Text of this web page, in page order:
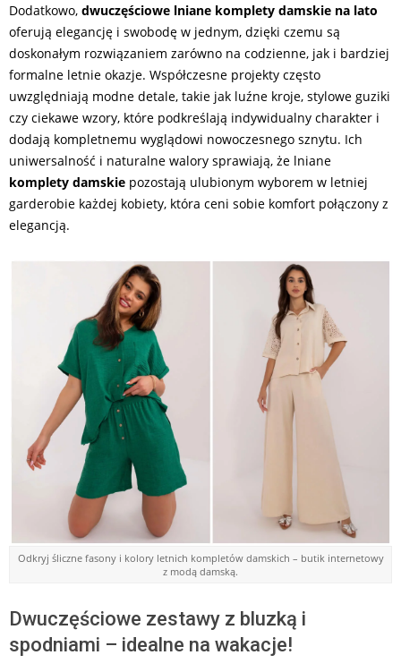
Dodatkowo, dwuczęściowe lniane komplety damskie na lato
oferują elegancję i swobodę w jednym, dzięki czemu są
doskonałym rozwiązaniem zarówno na codzienne, jak i bardziej
formalne letnie okazje. Współczesne projekty często
uwzględniają modne detale, takie jak luźne kroje, stylowe guziki
czy ciekawe wzory, które podkreślają indywidualny charakter i
dodają kompletnemu wyglądowi nowoczesnego sznytu. Ich
uniwersalność i naturalne walory sprawiają, że lniane
komplety damskie pozostają ulubionym wyborem w letniej
garderobie każdej kobiety, która ceni sobie komfort połączony z
elegancją.
Odkryj śliczne fasony i kolory letnich kompletów damskich – butik internetowy
z modą damską.
Dwuczęściowe zestawy z bluzką i
spodniami – idealne na wakacje!